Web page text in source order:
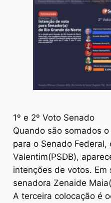
1º e 2º Voto Senado
Quando são somados
para o Senado
Valentim(PSDB),
intenções de votos. Em
senadora Zenaide
A terceira colocação é